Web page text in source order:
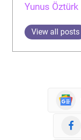
Yunus Öztürk
View all posts